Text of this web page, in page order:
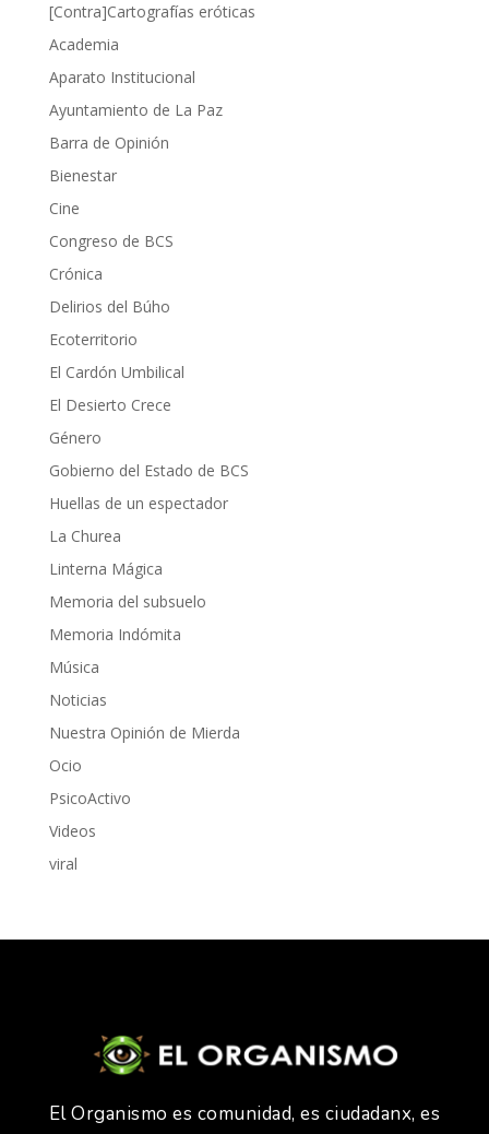
[Contra]Cartografías eróticas
Academia
Aparato Institucional
Ayuntamiento de La Paz
Barra de Opinión
Bienestar
Cine
Congreso de BCS
Crónica
Delirios del Búho
Ecoterritorio
El Cardón Umbilical
El Desierto Crece
Género
Gobierno del Estado de BCS
Huellas de un espectador
La Churea
Linterna Mágica
Memoria del subsuelo
Memoria Indómita
Música
Noticias
Nuestra Opinión de Mierda
Ocio
PsicoActivo
Videos
viral
El Organismo es comunidad, es ciudadanx, es